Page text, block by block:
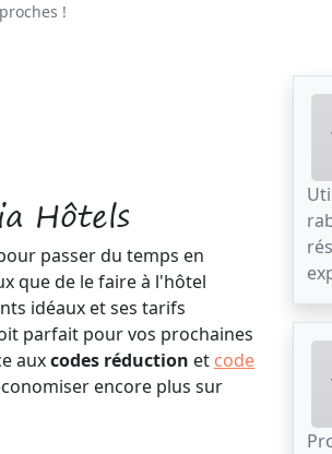
!
Hôtels
passer du temps en
que de le faire à l'hôtel
idéaux et ses tarifs
parfait pour vos prochaines
auxcodes réduction et code
encore plus sur